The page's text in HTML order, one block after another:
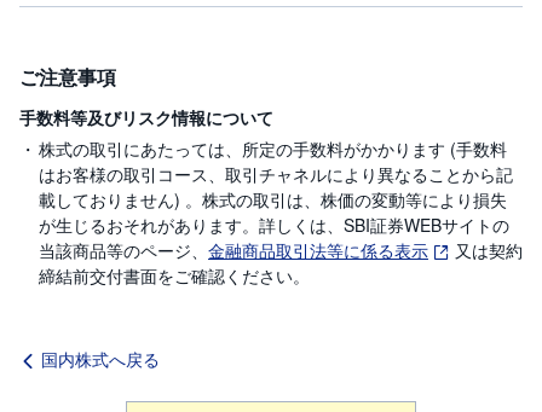
ご注意事項
手数料等及びリスク情報について
株式の取引にあたっては、所定の手数料がかかります (手数料
はお客様の取引コース、取引チャネルにより異なることから記
載しておりません) 。株式の取引は、株価の変動等により損失
が生じるおそれがあります。詳しくは、SBI証券WEBサイトの
当該商品等のページ、 金融商品取引法等に係る表示
又は契約
締結前交付書面をご確認ください。
国内株式へ戻る